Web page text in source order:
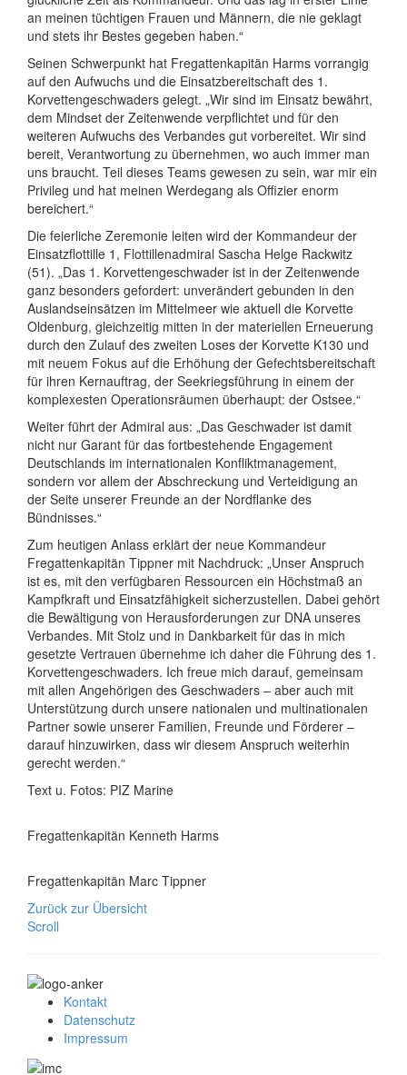
an meinen tüchtigen Frauen und Männern, die nie geklagt
und stets ihr Bestes gegeben haben.“
Seinen Schwerpunkt hat Fregattenkapitän Harms vorrangig
auf den Aufwuchs und die Einsatzbereitschaft des 1.
Korvettengeschwaders gelegt. „Wir sind im Einsatz bewährt,
dem Mindset der Zeitenwende verpflichtet und für den
weiteren Aufwuchs des Verbandes gut vorbereitet. Wir sind
bereit, Verantwortung zu übernehmen, wo auch immer man
uns braucht. Teil dieses Teams gewesen zu sein, war mir ein
Privileg und hat meinen Werdegang als Offizier enorm
bereichert.“
Die feierliche Zeremonie leiten wird der Kommandeur der
Einsatzflottille 1, Flottillenadmiral Sascha Helge Rackwitz
(51). „Das 1. Korvettengeschwader ist in der Zeitenwende
ganz besonders gefordert: unverändert gebunden in den
Auslandseinsätzen im Mittelmeer wie aktuell die Korvette
Oldenburg, gleichzeitig mitten in der materiellen Erneuerung
durch den Zulauf des zweiten Loses der Korvette K130 und
mit neuem Fokus auf die Erhöhung der Gefechtsbereitschaft
für ihren Kernauftrag, der Seekriegsführung in einem der
komplexesten Operationsräumen überhaupt: der Ostsee.“
Weiter führt der Admiral aus: „Das Geschwader ist damit
nicht nur Garant für das fortbestehende Engagement
Deutschlands im internationalen Konfliktmanagement,
sondern vor allem der Abschreckung und Verteidigung an
der Seite unserer Freunde an der Nordflanke des
Bündnisses.“
Zum heutigen Anlass erklärt der neue Kommandeur
Fregattenkapitän Tippner mit Nachdruck: „Unser Anspruch
ist es, mit den verfügbaren Ressourcen ein Höchstmaß an
Kampfkraft und Einsatzfähigkeit sicherzustellen. Dabei gehört
die Bewältigung von Herausforderungen zur DNA unseres
Verbandes. Mit Stolz und in Dankbarkeit für das in mich
gesetzte Vertrauen übernehme ich daher die Führung des 1.
Korvettengeschwaders. Ich freue mich darauf, gemeinsam
mit allen Angehörigen des Geschwaders – aber auch mit
Unterstützung durch unsere nationalen und multinationalen
Partner sowie unserer Familien, Freunde und Förderer –
darauf hinzuwirken, dass wir diesem Anspruch weiterhin
gerecht werden.“
Text u. Fotos: PIZ Marine
Fregattenkapitän Kenneth Harms
Fregattenkapitän Marc Tippner
Zurück zur Übersicht
Scroll
Kontakt
Datenschutz
Impressum